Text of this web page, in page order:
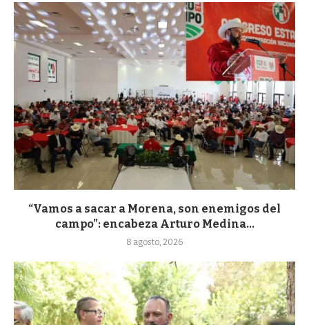
“Vamos a sacar a Morena, son enemigos del
campo”: encabeza Arturo Medina...
8 agosto, 2026